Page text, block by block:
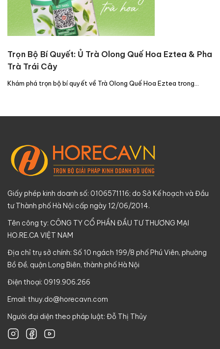
Trọn Bộ Bí Quyết: Ủ Trà Olong Quế Hoa Eztea & Pha
Trà Trái Cây
Khám phá trọn bộ bí quyết về Trà Olong Quế Hoa Eztea trong…
Giấy phép kinh doanh số: 0106571116; do Sở Kế hoạch và Đầu
tư Thành phố Hà Nội cấp ngày 12/06/2014.
Tên công ty: CÔNG TY CỔ PHẦN ĐẦU TƯ THƯƠNG MẠI
HO.RE.CA VIỆT NAM
Địa chỉ trụ sở chính: Số 10 ngách 199/8 phố Phú Viên, phường
Bồ Đề, quận Long Biên, thành phố Hà Nội
Điện thoại: 0919.906.266
Email: thuy.do@horecavn.com
Người đại diện theo pháp luật: Đỗ Thị Thủy